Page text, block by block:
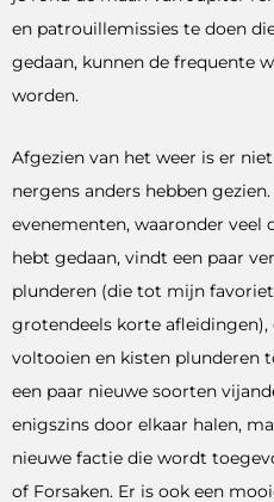
en patrouillemissies te doen
gedaan, kunnen de frequente
worden.
Afgezien van het weer is er
nergens anders hebben
evenementen, waaronder veel
hebt gedaan, vindt een paar
plunderen (die tot mijn
grotendeels korte
voltooien en kisten plunderen
een paar nieuwe soorten
enigszins door elkaar halen,
nieuwe factie die wordt
of Forsaken. Er is ook een